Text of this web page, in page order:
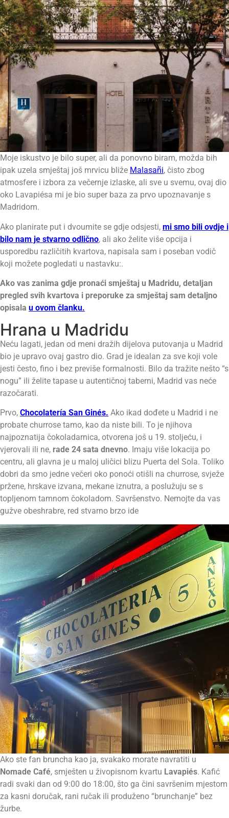
Moje iskustvo je bilo super, ali da ponovno biram, možda bih
ipak uzela smještaj još mrvicu bliže Malasañi, čisto zbog
atmosfere i izbora za večernje izlaske, ali sve u svemu, ovaj dio
oko Lavapiésa mi je bio super baza za prvo upoznavanje s
Madridom.
Ako planirate put i dvoumite se gdje odsjesti, mi smo bili ovdje i
bilo nam je stvarno odlično, ali ako želite više opcija i
usporedbu različitih kvartova, napisala sam i poseban vodič
koji možete pogledati u nastavku:.
Ako vas zanima gdje pronaći smještaj u Madridu, detaljan
pregled svih kvartova i preporuke za smještaj sam detaljno
opisala u ovom članku.
Hrana u Madridu
Neću lagati, jedan od meni dražih dijelova putovanja u Madrid
bio je upravo ovaj gastro dio. Grad je idealan za sve koji vole
jesti često, fino i bez previše formalnosti. Bilo da tražite nešto “s
nogu” ili želite tapase u autentičnoj taberni, Madrid vas neće
razočarati.
Prvo, Chocolatería San Ginés. Ako ikad dođete u Madrid i ne
probate churrose tamo, kao da niste bili. To je njihova
najpoznatija čokoladarnica, otvorena još u 19. stoljeću, i
vjerovali ili ne, rade 24 sata dnevno. Imaju više lokacija po
centru, ali glavna je u maloj uličici blizu Puerta del Sola. Toliko
dobri da smo jedne večeri oko ponoći otišli na churrose, svježe
pržene, hrskave izvana, mekane iznutra, a poslužuju se s
topljenom tamnom čokoladom. Savršenstvo. Nemojte da vas
gužve obeshrabre, red stvarno brzo ide
Ako ste fan bruncha kao ja, svakako morate navratiti u
Nomade Café, smješten u živopisnom kvartu Lavapiés. Kafić
radi svaki dan od 9:00 do 18:00, što ga čini savršenim mjestom
za kasni doručak, rani ručak ili produženo “brunchanje” bez
žurbe.